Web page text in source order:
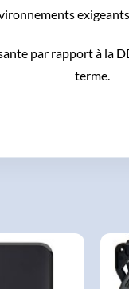
par rapport à la
terme.